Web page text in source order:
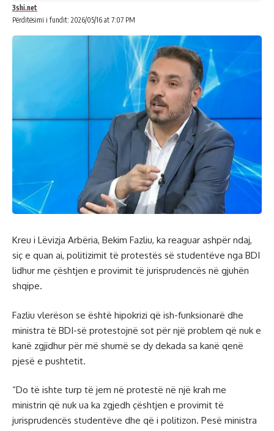
Përditësimi i fundit: 2026/05/16 at 7:07 PM
3shi.net
Kreu i Lëvizja Arbëria, Bekim Fazliu, ka reaguar ashpër ndaj,
siç e quan ai, politizimit të protestës së studentëve nga BDI
lidhur me çështjen e provimit të jurisprudencës në gjuhën
shqipe.
Fazliu vlerëson se është hipokrizi që ish-funksionarë dhe
ministra të BDI-së protestojnë sot për një problem që nuk e
kanë zgjidhur për më shumë se dy dekada sa kanë qenë
pjesë e pushtetit.
“Do të ishte turp të jem në protestë në një krah me
ministrin që nuk ua ka zgjedh çështjen e provimit të
jurisprudencës studentëve dhe që i politizon. Pesë ministra